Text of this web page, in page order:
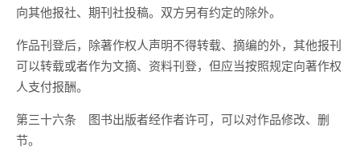
向其他报社、期刊社投稿。双方另有约定的除外。
作品刊登后，除著作权人声明不得转载、摘编的外，其他报刊
可以转载或者作为文摘、资料刊登，但应当按照规定向著作权
人支付报酬。
第三十六条 图书出版者经作者许可，可以对作品修改、删
节。